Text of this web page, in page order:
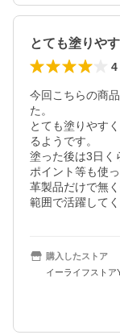
とても塗りや
4
今回こちらの商
た。
とても塗りやす
るようです。
塗った後は3日く
ポイント等も使
革製品だけで無
範囲で活躍してく
購入したストア
イーライフストア